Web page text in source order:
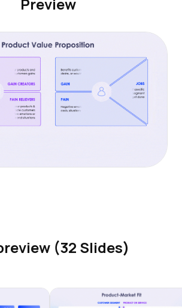
(32 Slides)